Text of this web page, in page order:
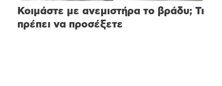
Κοιμάστε με ανεμιστήρα το βράδυ; Τι
πρέπει να προσέξετε